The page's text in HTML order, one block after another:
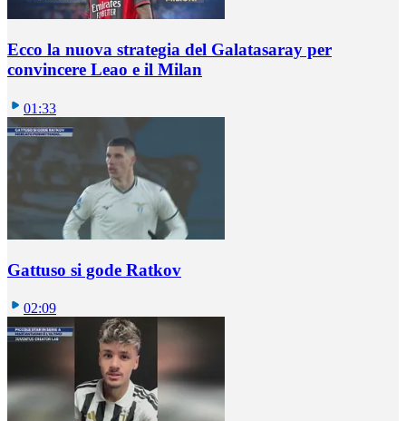
Ecco la nuova strategia del Galatasaray per
convincere Leao e il Milan
01:33
Gattuso si gode Ratkov
02:09